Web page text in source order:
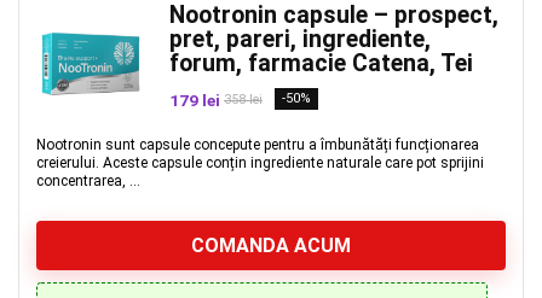
Nootronin capsule – prospect,
pret, pareri, ingrediente,
forum, farmacie Catena, Tei
179 lei 358 lei -50%
Nootronin sunt capsule concepute pentru a îmbunătăți funcționarea
creierului. Aceste capsule conțin ingrediente naturale care pot sprijini
concentrarea, ...
COMANDA ACUM